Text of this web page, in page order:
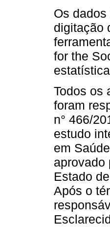
Os
digitação
for the
Todos os
foram
n° 466/
estudo
em
aprovado
Estado
Após o